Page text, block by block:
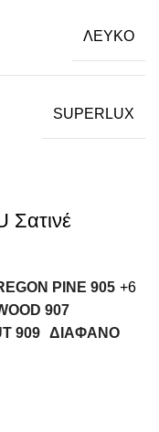
ΛΕΥΚΟ
SUPERLUX
Σατινέ
PINE 905 +6
907
909 ΔΙΑΦΑΝΟ